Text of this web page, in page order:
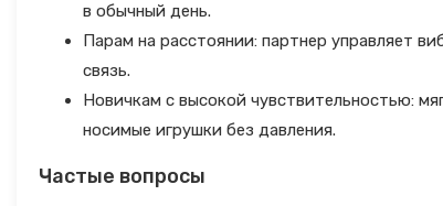
в обычный день.
Парам на расстоянии: партнер управляет
связь.
Новичкам с высокой чувствительностью:
носимые игрушки без давления.
Частые вопросы